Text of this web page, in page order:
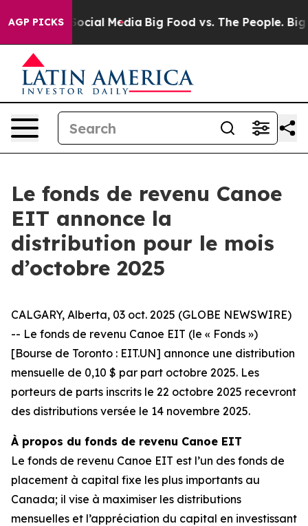
AGP PICKS
on Social Media Big Food vs. The People. Big
Le fonds de revenu Canoe
EIT annonce la
distribution pour le mois
d’octobre 2025
CALGARY, Alberta, 03 oct. 2025 (GLOBE NEWSWIRE)
-- Le fonds de revenu Canoe EIT (le « Fonds »)
[Bourse de Toronto : EIT.UN] annonce une distribution
mensuelle de 0,10 $ par part octobre 2025. Les
porteurs de parts inscrits le 22 octobre 2025 recevront
des distributions versée le 14 novembre 2025.
À propos du fonds de revenu Canoe EIT
Le fonds de revenu Canoe EIT est l’un des fonds de
placement à capital fixe les plus importants au
Canada; il vise à maximiser les distributions
mensuelles et l’appréciation du capital en investissant